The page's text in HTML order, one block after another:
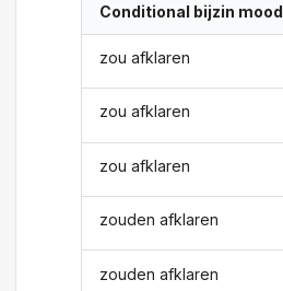
Conditional bijzin mood
zou afklaren
zou afklaren
zou afklaren
zouden afklaren
zouden afklaren